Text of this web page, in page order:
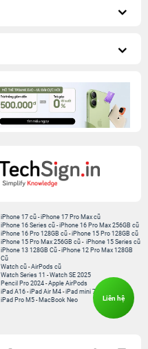
iPhone 17 cũ -iPhone 17 Pro Max cũ
iPhone 16 Series cũ - iPhone 16 Pro Max 256GB cũ
iPhone 16 Pro 128GB cũ -iPhone 15 Pro 128GB cũ
iPhone 15 Pro Max 256GB cũ - iPhone 15 Series cũ
iPhone 13 128GB Cũ -iPhone 12 Pro Max 128GB
Cũ
Watch cũ -AirPods cũ
Watch Series 11 -Watch SE 2025
Pencil Pro 2024 -Apple AirPods
iPad A16 -iPad Air M4 -iPad mini 7
iPad Pro M5 - MacBook Neo
Liên hệ